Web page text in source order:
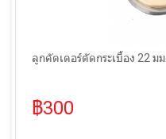
ลูกคัตเตอร์ตัดกระเบื้อง 22 มม.
฿300